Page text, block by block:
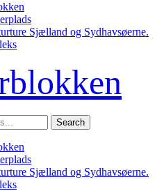
Sjælland og Sydhavsøerne.
Sjælland og Sydhavsøerne.